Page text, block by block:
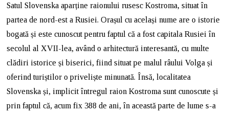
Satul Slovenska aparține raionului rusesc Kostroma, situat în
partea de nord-est a Rusiei. Orașul cu același nume are o istorie
bogată și este cunoscut pentru faptul că a fost capitala Rusiei în
secolul al XVII-lea, având o arhitectură interesantă, cu multe
clădiri istorice și biserici, fiind situat pe malul râului Volga și
oferind turiștilor o priveliște minunată. Însă, localitatea
Slovenska și, implicit întregul raion Kostroma sunt cunoscute și
prin faptul că, acum fix 388 de ani, în această parte de lume s-a